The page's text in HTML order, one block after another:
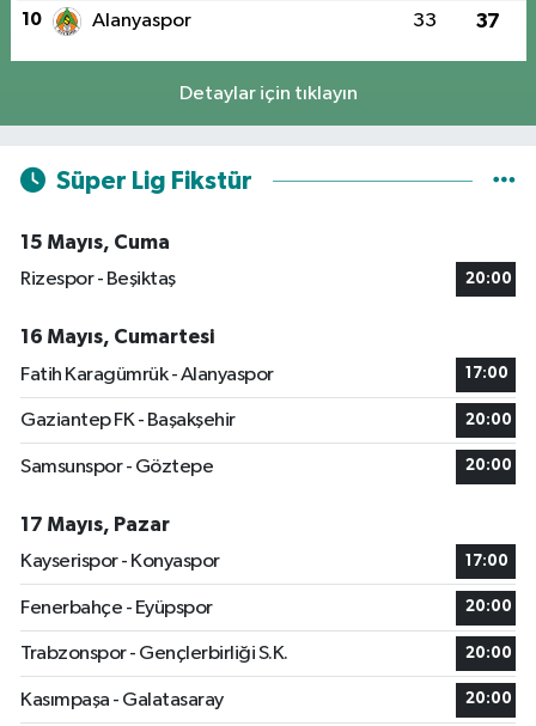
10 Alanyaspor 33 37
Detaylar için tıklayın
Süper Lig Fikstür
15 Mayıs, Cuma
Rizespor - Beşiktaş
20:00
16 Mayıs, Cumartesi
Fatih Karagümrük - Alanyaspor
17:00
Gaziantep FK - Başakşehir 20:00
Samsunspor - Göztepe 20:00
17 Mayıs, Pazar
Kayserispor - Konyaspor
17:00
Fenerbahçe - Eyüpspor 20:00
Trabzonspor - Gençlerbirliği S.K. 20:00
Kasımpaşa - Galatasaray 20:00